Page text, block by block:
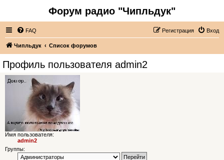
Форум радио "Чипльдук"
FAQ Вход
Регистрация
Чипльдук Список форумов
Профиль пользователя admin2
Имя пользователя:
admin2
Группы: